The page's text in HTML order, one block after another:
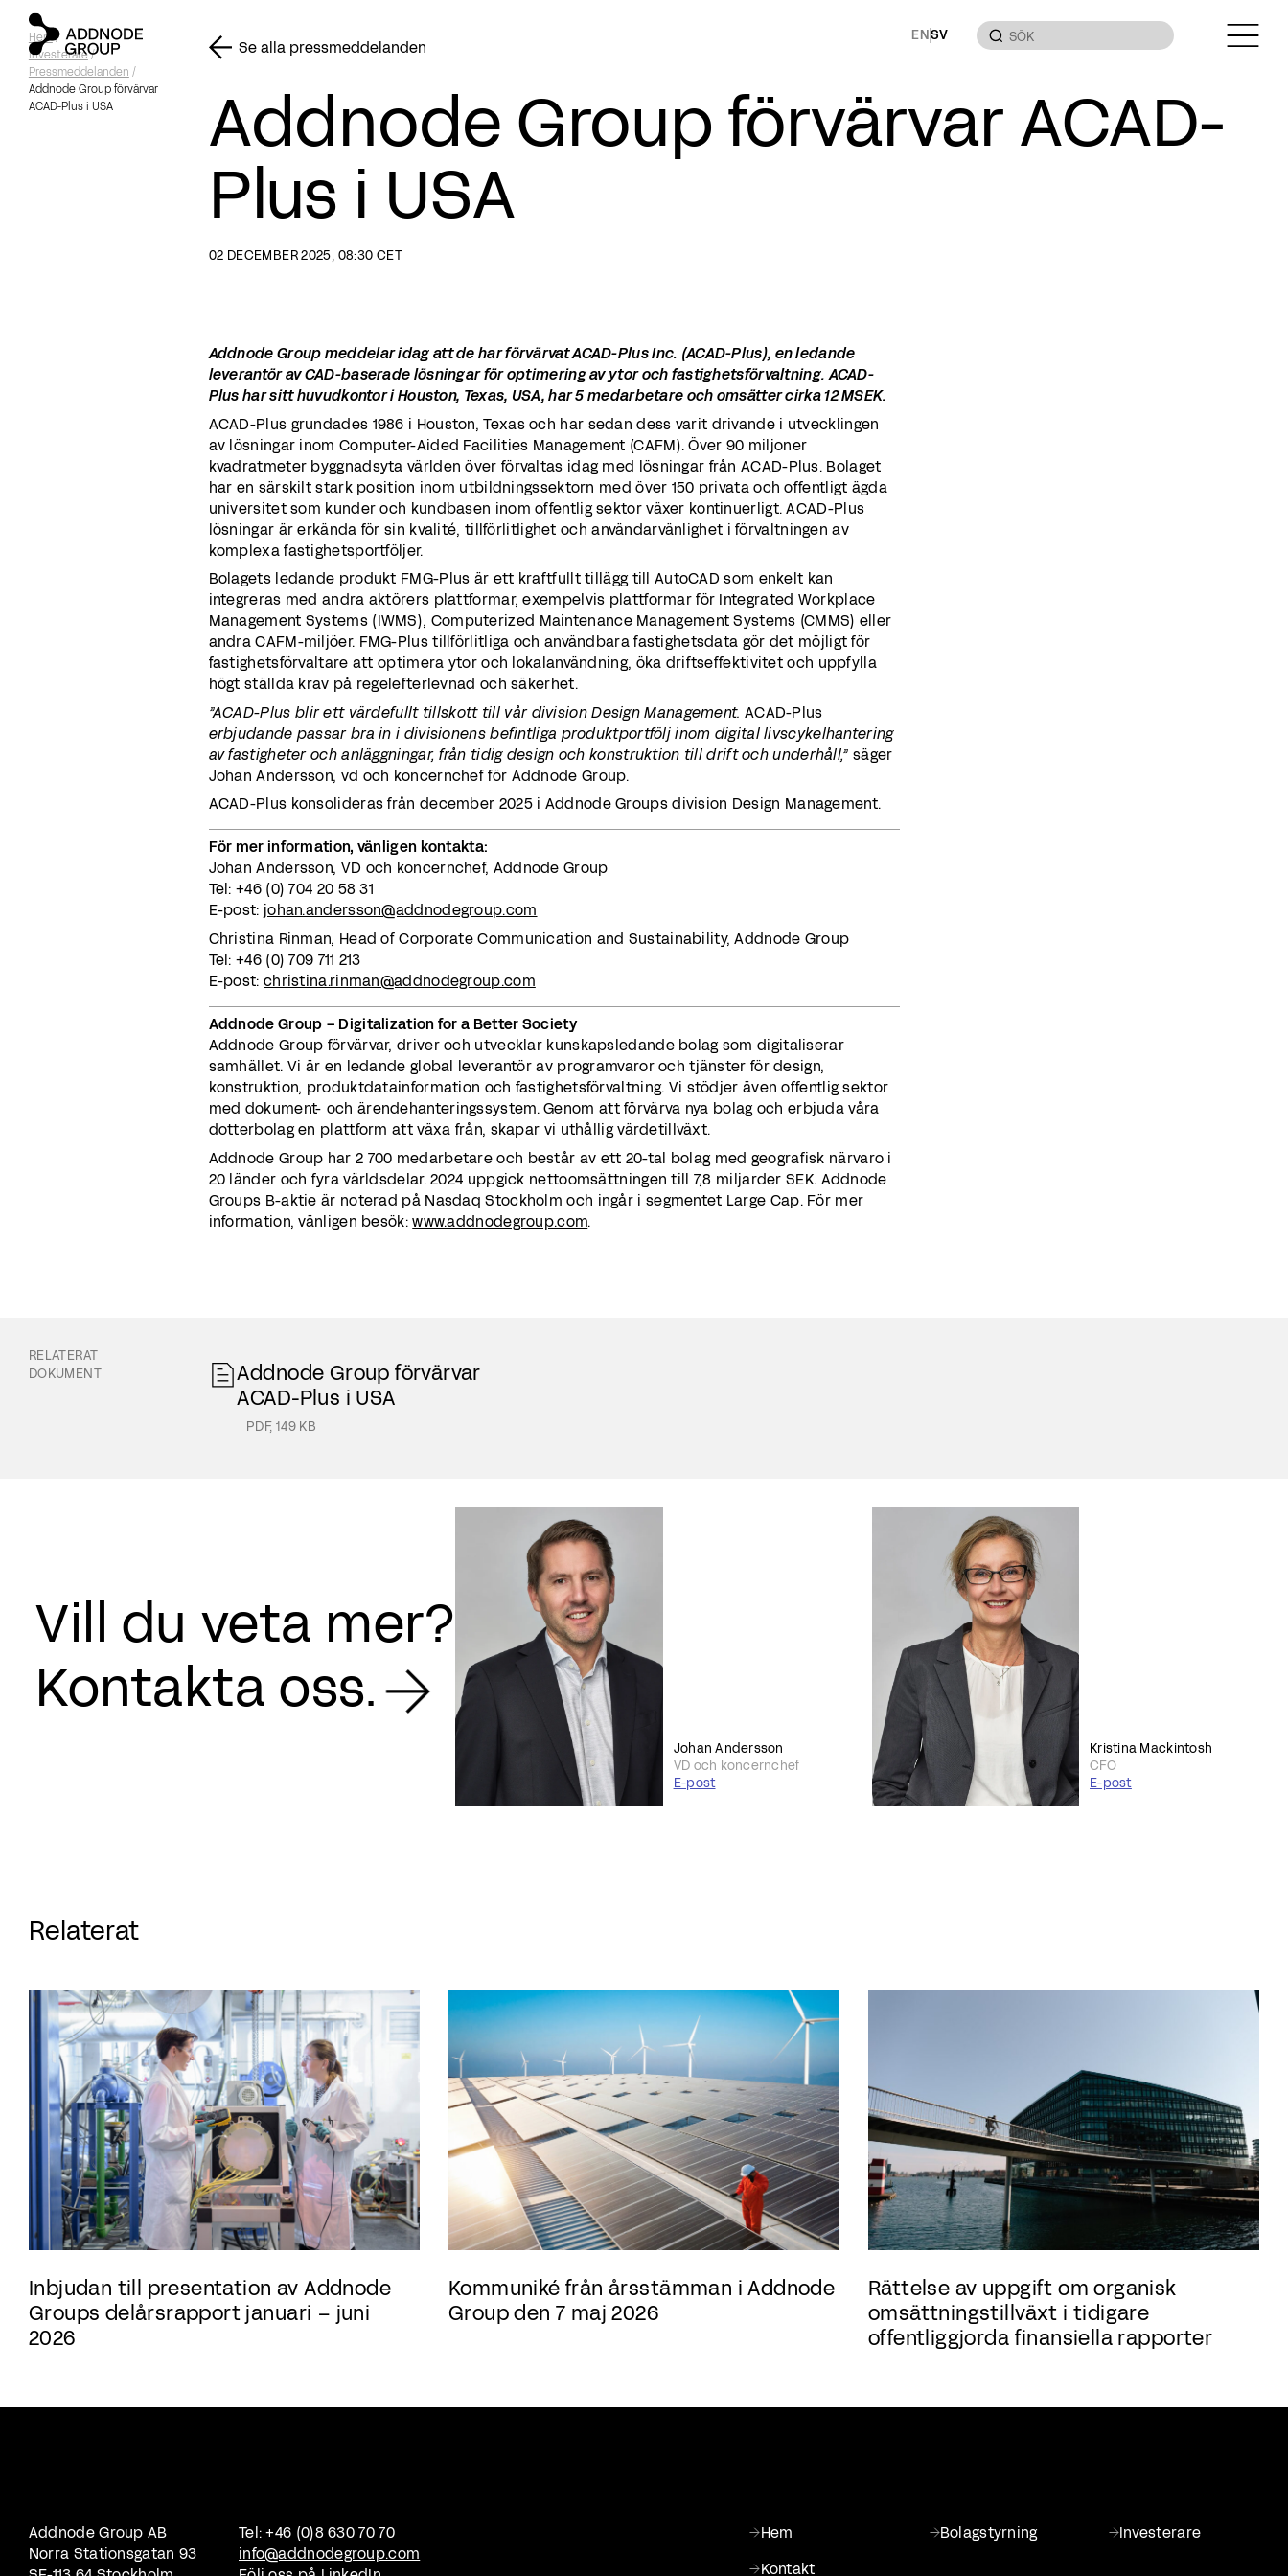
ENSV
Hem/
Investerare/
Pressmeddelanden /
Addnode Group förvärvar
ACAD-Plus i USA
Se alla pressmeddelanden
Addnode Group förvärvar ACAD-
Plus i USA
02 DECEMBER 2025, 08:30 CET
Addnode Group meddelar idag att de har förvärvat ACAD-Plus Inc. (ACAD-Plus), en ledande
leverantör av CAD-baserade lösningar för optimering av ytor och fastighetsförvaltning. ACAD-
Plus har sitt huvudkontor i Houston, Texas, USA, har 5 medarbetare och omsätter cirka 12 MSEK.
ACAD-Plus grundades 1986 i Houston, Texas och har sedan dess varit drivande i utvecklingen
av lösningar inom Computer-Aided Facilities Management (CAFM). Över 90 miljoner
kvadratmeter byggnadsyta världen över förvaltas idag med lösningar från ACAD-Plus. Bolaget
har en särskilt stark position inom utbildningssektorn med över 150 privata och offentligt ägda
universitet som kunder och kundbasen inom offentlig sektor växer kontinuerligt. ACAD-Plus
lösningar är erkända för sin kvalité, tillförlitlighet och användarvänlighet i förvaltningen av
komplexa fastighetsportföljer.
Bolagets ledande produkt FMG-Plus är ett kraftfullt tillägg till AutoCAD som enkelt kan
integreras med andra aktörers plattformar, exempelvis plattformar för Integrated Workplace
Management Systems (IWMS), Computerized Maintenance Management Systems (CMMS) eller
andra CAFM-miljöer. FMG-Plus tillförlitliga och användbara fastighetsdata gör det möjligt för
fastighetsförvaltare att optimera ytor och lokalanvändning, öka driftseffektivitet och uppfylla
högt ställda krav på regelefterlevnad och säkerhet.
”ACAD-Plus blir ett värdefullt tillskott till vår division Design Management. ACAD-Plus
erbjudande passar bra in i divisionens befintliga produktportfölj inom digital livscykelhantering
av fastigheter och anläggningar, från tidig design och konstruktion till drift och underhåll,” säger
Johan Andersson, vd och koncernchef för Addnode Group.
ACAD-Plus konsolideras från december 2025 i Addnode Groups division Design Management.
För mer information, vänligen kontakta:
Johan Andersson, VD och koncernchef, Addnode Group
Tel: +46 (0) 704 20 58 31
E-post: johan.andersson@addnodegroup.com
Christina Rinman, Head of Corporate Communication and Sustainability, Addnode Group
Tel: +46 (0) 709 711 213
E-post: christina.rinman@addnodegroup.com
Addnode Group – Digitalization for a Better Society
Addnode Group förvärvar, driver och utvecklar kunskapsledande bolag som digitaliserar
samhället. Vi är en ledande global leverantör av programvaror och tjänster för design,
konstruktion, produktdatainformation och fastighetsförvaltning. Vi stödjer även offentlig sektor
med dokument- och ärendehanteringssystem. Genom att förvärva nya bolag och erbjuda våra
dotterbolag en plattform att växa från, skapar vi uthållig värdetillväxt.
Addnode Group har 2 700 medarbetare och består av ett 20-tal bolag med geografisk närvaro i
20 länder och fyra världsdelar. 2024 uppgick nettoomsättningen till 7,8 miljarder SEK. Addnode
Groups B-aktie är noterad på Nasdaq Stockholm och ingår i segmentet Large Cap. För mer
information, vänligen besök:www.addnodegroup.com.
RELATERAT
DOKUMENT
Addnode Group förvärvar
ACAD-Plus i USA
PDF, 149 KB
Vill du veta mer?
Kontakta oss.
Johan Andersson
VD och koncernchef
E-post
Kristina Mackintosh
CFO
E-post
Relaterat
Inbjudan till presentation av Addnode
Groups delårsrapport januari – juni
2026
Kommuniké från årsstämman i Addnode
Group den 7 maj 2026
Rättelse av uppgift om organisk
omsättningstillväxt i tidigare
offentliggjorda finansiella rapporter
Addnode Group AB
Norra Stationsgatan 93
Tel: +46 (0)8 630 70 70
info@addnodegroup.com
Hem Bolagstyrning
Investerare
Kontakt